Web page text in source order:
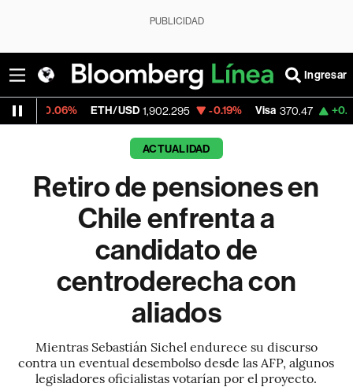
PUBLICIDAD
Ingresar
ETH/USD 1,902.295 -0.19% Visa 370.47 +0.52%
ACTUALIDAD
Retiro de pensiones en
Chile enfrenta a
candidato de
centroderecha con
aliados
Mientras Sebastián Sichel endurece su discurso
contra un eventual desembolso desde las AFP, algunos
legisladores oficialistas votarían por el proyecto.